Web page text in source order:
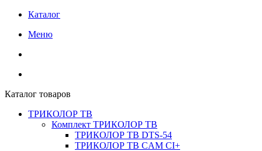
Каталог
Меню
Каталог товаров
ТРИКОЛОР ТВ
Комплект ТРИКОЛОР ТВ
ТРИКОЛОР ТВ DTS-54
ТРИКОЛОР ТВ CAM CI+